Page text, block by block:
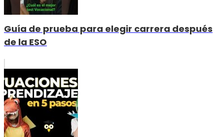
Guía de prueba para elegir carrera después
de la ESO